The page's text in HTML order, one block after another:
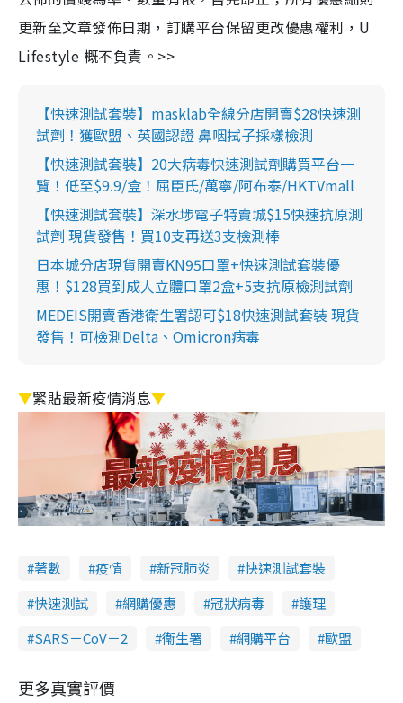
更新至文章發佈日期，訂購平台保留更改優惠權利，U
Lifestyle 概不負責。>>
【快速測試套裝】masklab全線分店開賣$28快速測
試劑！獲歐盟、英國認證 鼻咽拭子採樣檢測
【快速測試套裝】20大病毒快速測試劑購買平台一
覽！低至$9.9/盒！屈臣氏/萬寧/阿布泰/HKTVmall
【快速測試套裝】深水埗電子特賣城$15快速抗原測
試劑 現貨發售！買10支再送3支檢測棒
日本城分店現貨開賣KN95口罩+快速測試套裝優
惠！$128買到成人立體口罩2盒+5支抗原檢測試劑
MEDEIS開賣香港衛生署認可$18快速測試套裝 現貨
發售！可檢測Delta、Omicron病毒
▼緊貼最新疫情消息▼
著數 疫情 新冠肺炎
快速測試套裝
快速測試
網購優惠 冠狀病毒
護理
SARS－CoV－2
衞生署 網購平台 歐盟
更多真實評價